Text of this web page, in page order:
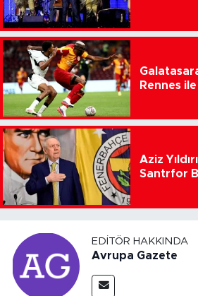
Rennes
Aziz
Santrfor
EDITÖR HAKKINDA
Avrupa Gazete